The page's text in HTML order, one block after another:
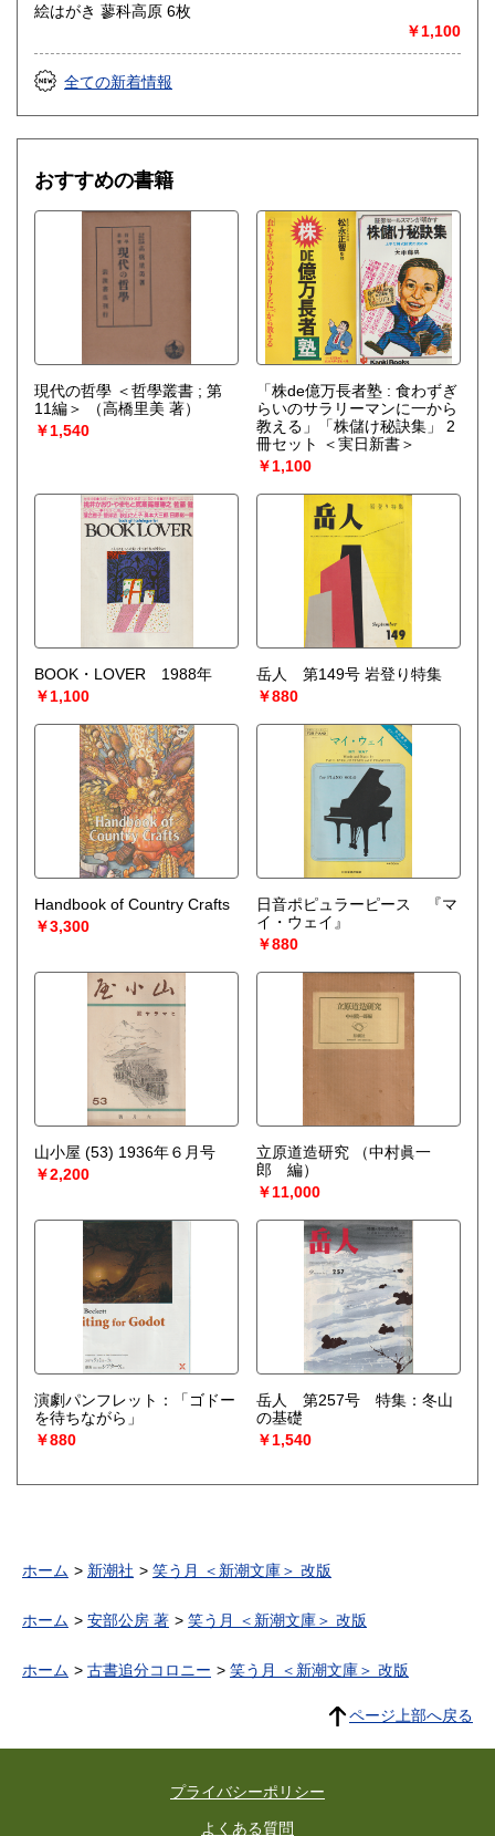
絵はがき 蓼科高原 6枚
￥1,100
全ての新着情報
おすすめの書籍
現代の哲學 ＜哲學叢書 ; 第
11編＞
（高橋里美 著）
￥1,540
「株de億万長者塾 : 食わずぎ
らいのサラリーマンに一から
教える」「株儲け秘訣集」 2
冊セット ＜実日新書＞
￥1,100
BOOK・LOVER 1988年
￥1,100
岳人 第149号 岩登り特集
￥880
Handbook of Country Crafts
￥3,300
日音ポピュラーピース 『マ
イ・ウェイ』
￥880
山小屋 (53) 1936年６月号
￥2,200
立原道造研究
（中村眞一
郎 編）
￥11,000
演劇パンフレット：「ゴドー
を待ちながら」
￥880
岳人 第257号 特集：冬山
の基礎
￥1,540
ホーム 新潮社 笑う月 ＜新潮文庫＞ 改版
ホーム 安部公房 著 笑う月 ＜新潮文庫＞ 改版
ホーム 古書追分コロニー 笑う月 ＜新潮文庫＞ 改版
ページ上部へ戻る
プライバシーポリシー
よくある質問